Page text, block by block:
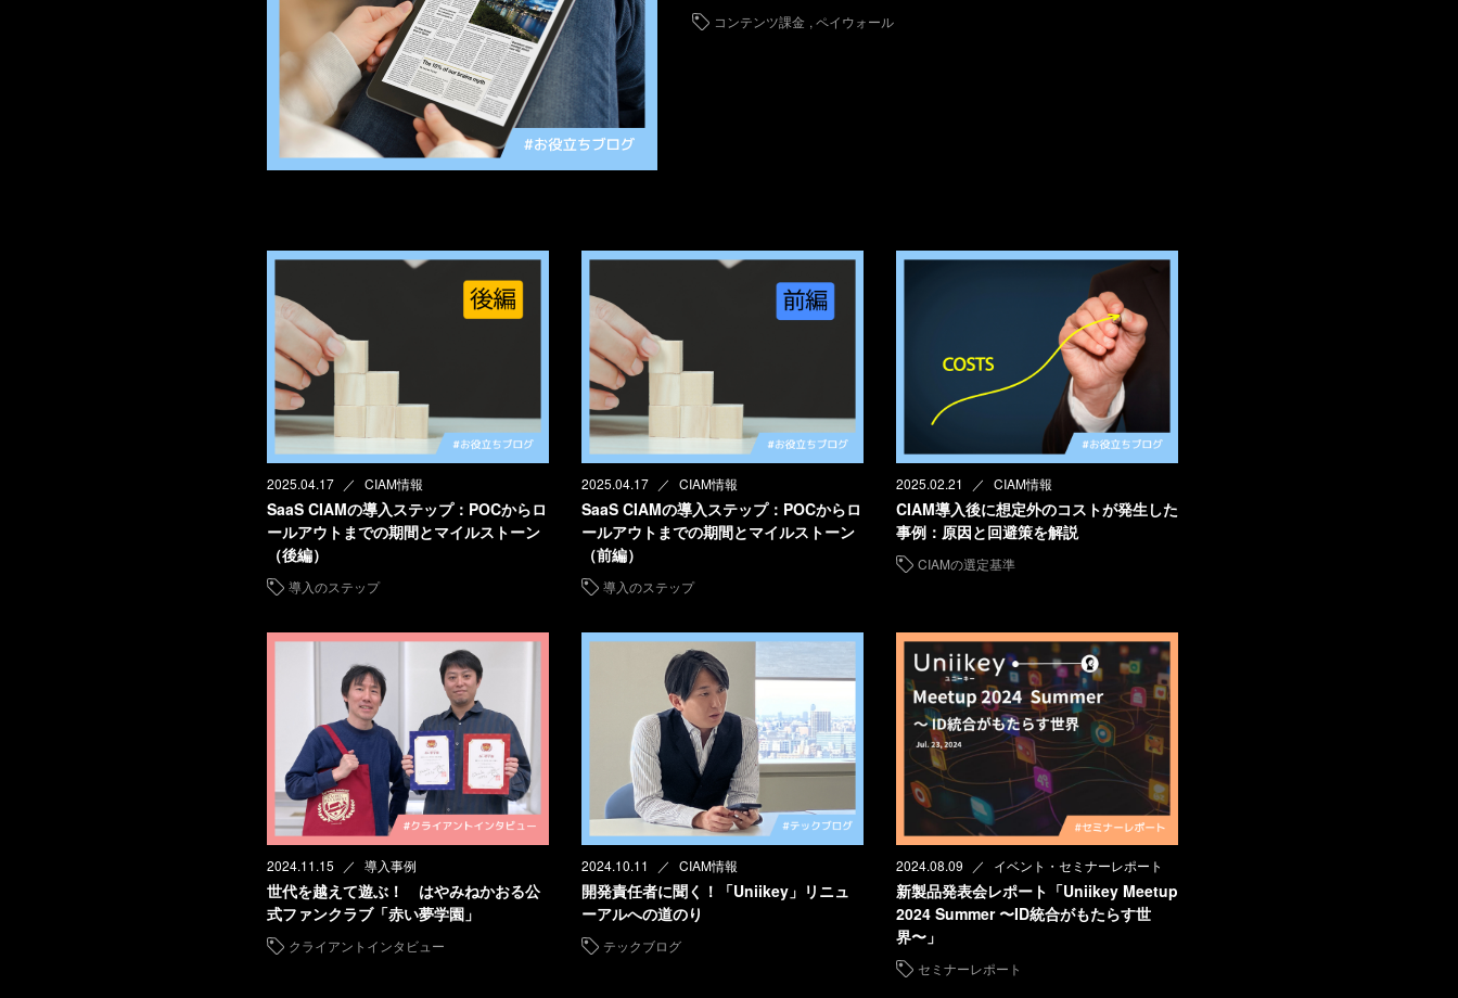
コンテンツ課金 ペイウォール
2025.04.17 CIAM情報
SaaS CIAMの導入ステップ：POCからロ
ールアウトまでの期間とマイルストーン
（後編）
導入のステップ
2025.04.17 CIAM情報
SaaS CIAMの導入ステップ：POCからロ
ールアウトまでの期間とマイルストーン
（前編）
導入のステップ
2025.02.21 CIAM情報
CIAM導入後に想定外のコストが発生した
事例：原因と回避策を解説
CIAMの選定基準
2024.11.15 導入事例
世代を越えて遊ぶ！ はやみねかおる公
式ファンクラブ「赤い夢学園」
クライアントインタビュー
2024.10.11 CIAM情報
開発責任者に聞く！「Uniikey」リニュ
ーアルへの道のり
テックブログ
2024.08.09 イベント・セミナーレポート
新製品発表会レポート「Uniikey Meetup
2024 Summer 〜ID統合がもたらす世
界〜」
セミナーレポート